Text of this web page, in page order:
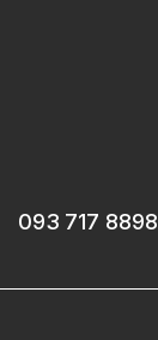
093 717 8898